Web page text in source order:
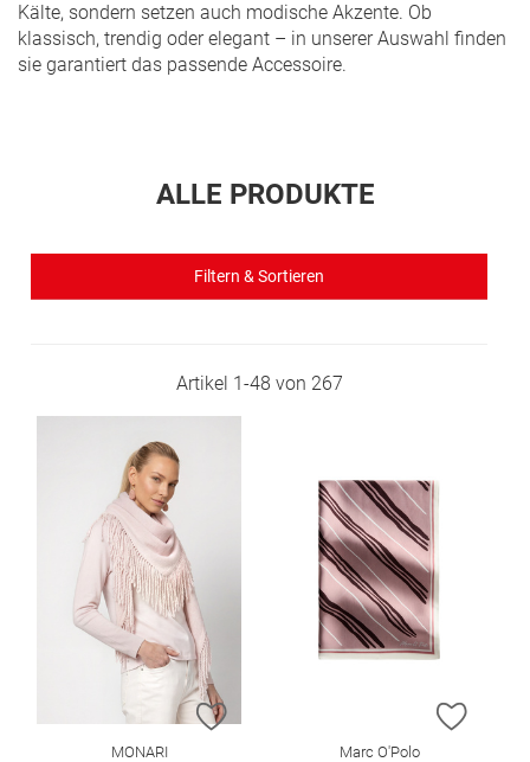
Kälte, sondern setzen auch modische Akzente. Ob
klassisch, trendig oder elegant – in unserer Auswahl finden
sie garantiert das passende Accessoire.
ALLE PRODUKTE
Filtern & Sortieren
Artikel 1-48 von 267
ZUR WUNSCHLISTE HINZUFÜGEN
MONARI
ZUR
Marc O'Polo